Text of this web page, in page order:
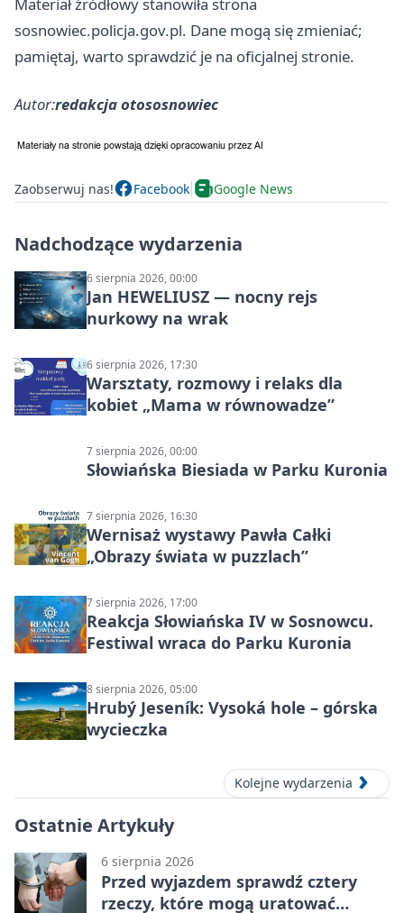
Materiał źródłowy stanowiła strona
sosnowiec.policja.gov.pl. Dane mogą się zmieniać;
pamiętaj, warto sprawdzić je na oficjalnej stronie.
Autor:redakcja otososnowiec
Zaobserwuj nas! Facebook Google News
Nadchodzące wydarzenia
6 sierpnia 2026, 00:00
Jan HEWELIUSZ — nocny rejs
nurkowy na wrak
6 sierpnia 2026, 17:30
Warsztaty, rozmowy i relaks dla
kobiet „Mama w równowadze”
7 sierpnia 2026, 00:00
Słowiańska Biesiada w Parku Kuronia
7 sierpnia 2026, 16:30
Wernisaż wystawy Pawła Całki
„Obrazy świata w puzzlach”
7 sierpnia 2026, 17:00
Reakcja Słowiańska IV w Sosnowcu.
Festiwal wraca do Parku Kuronia
8 sierpnia 2026, 05:00
Hrubý Jeseník: Vysoká hole – górska
wycieczka
Kolejne wydarzenia
Ostatnie Artykuły
6 sierpnia 2026
Przed wyjazdem sprawdź cztery
rzeczy, które mogą uratować